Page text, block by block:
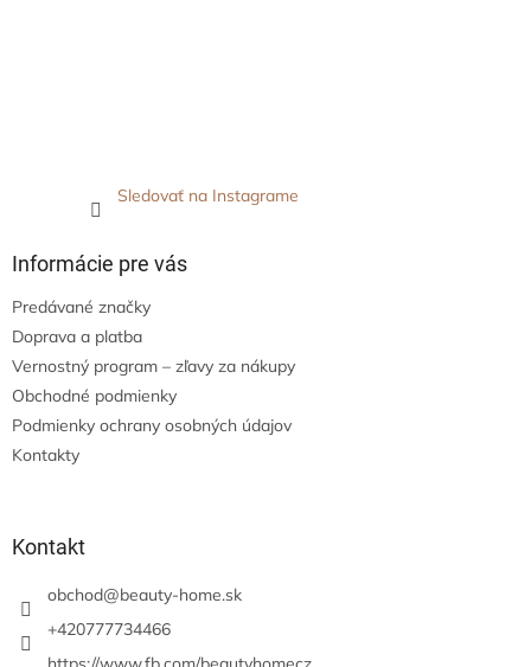
Sledovať na Instagrame
Informácie pre vás
Predávané značky
Doprava a platba
Vernostný program – zľavy za nákupy
Obchodné podmienky
Podmienky ochrany osobných údajov
Kontakty
Kontakt
obchod@beauty-home.sk
+420777734466